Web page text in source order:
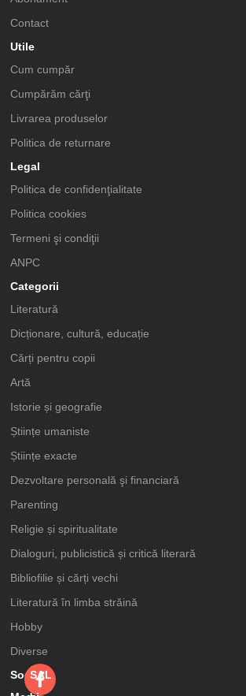
Contact
Utile
Cum cumpăr
Cumpărăm cărţi
Livrarea produselor
Politica de returnare
Legal
Politica de confidenţialitate
Politica cookies
Termeni şi condiţii
ANPC
Categorii
Literatură
Dicționare, cultură, educație
Cărți pentru copii
Artă
Istorie și geografie
Științe umaniste
Științe exacte
Dezvoltare personală şi financiară
Parenting
Religie și spiritualitate
Dialoguri, publicistică și critică literară
Bibliofilie și cărți vechi
Literatură în limba străină
Hobby
Diverse
Social
SAL